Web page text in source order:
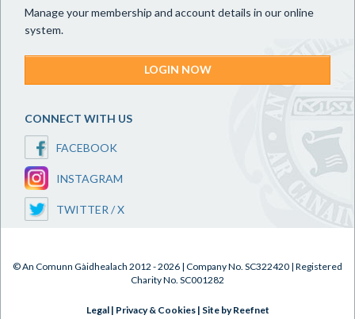
Manage your membership and account details in our online
system.
LOGIN NOW
CONNECT WITH US
FACEBOOK
INSTAGRAM
TWITTER / X
© An Comunn Gàidhealach 2012 - 2026 | Company No. SC322420 | Registered
Charity No. SC001282
Legal| Privacy & Cookies| Site by Reefnet